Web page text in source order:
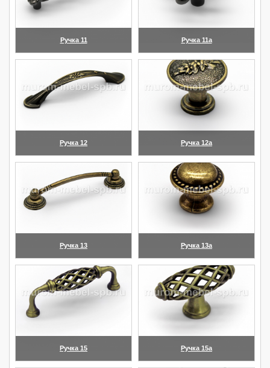
Ручка 11 Ручка 11а
Ручка 12 Ручка 12а
Ручка 13 Ручка 13а
Ручка 15 Ручка 15а